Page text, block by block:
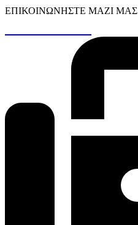
ΕΠΙΚΟΙΝΩΝΉΣΤΕ ΜΑΖΊ ΜΑΣ